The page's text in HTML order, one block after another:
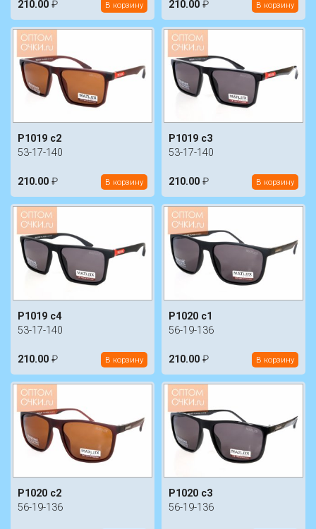
210.00 ₽ В корзину 210.00 ₽ В корзину
P1019 c2
53-17-140
210.00 ₽ В корзину
P1019 c3
53-17-140
210.00 ₽ В корзину
P1019 c4
53-17-140
210.00 ₽ В корзину
P1020 c1
56-19-136
210.00 ₽ В корзину
P1020 c2
56-19-136
P1020 c3
56-19-136